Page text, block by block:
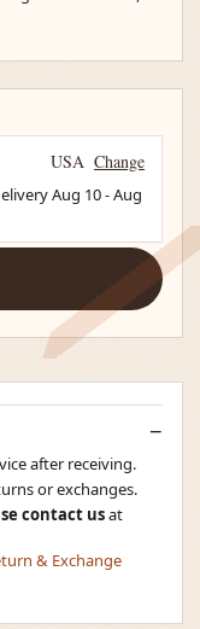
USA Change
Aug 10-Aug
after receiving.
or exchanges.
contact usat
& Exchange